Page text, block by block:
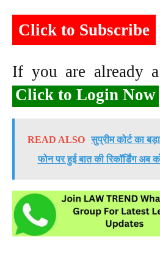
Click to Subscribe
If you are already
Click to Login Now
READ ALSO सुप्रीम कोर्ट का
फोन पर हुई बात की रिकॉर्डिंग अब